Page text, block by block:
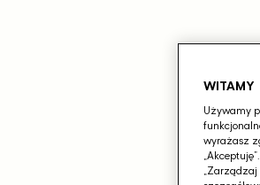
WITAMY
Używamy
wyrażasz
„Zarządzaj